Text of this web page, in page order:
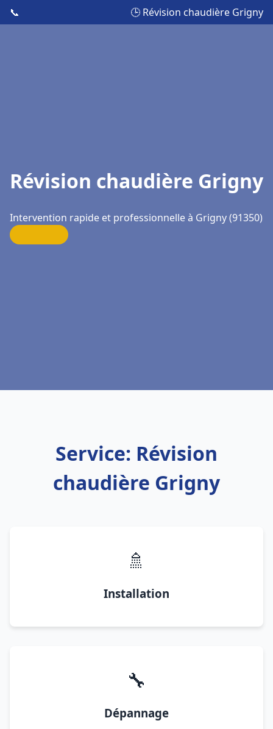
📞 🕒 Révision chaudière Grigny
Révision chaudière Grigny
Intervention rapide et professionnelle à Grigny (91350)
Service: Révision
chaudière Grigny
🚿
Installation
🔧
Dépannage